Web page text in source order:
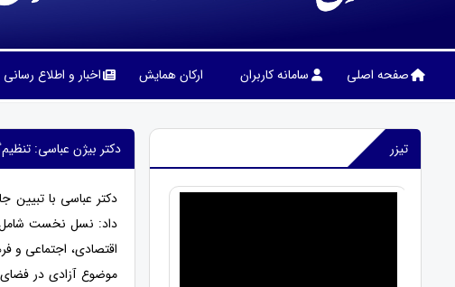
صفحه اصلی سامانه کاربران ارکان همایش اخبار و اطلاع رسانی
تیزر دکتر بیژن عباسی:
دکتر عباسی با تبیین
داد: نسل نخست شامل
اقتصادی، اجتماعی
موضوع آزادی در